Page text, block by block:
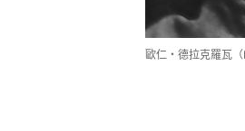
歐仁・德拉克羅瓦